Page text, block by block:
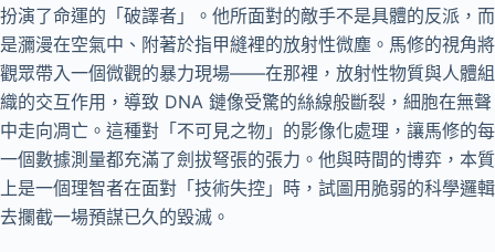
扮演了命運的「破譯者」。他所面對的敵手不是具體的反派，而
是瀰漫在空氣中、附著於指甲縫裡的放射性微塵。馬修的視角將
觀眾帶入一個微觀的暴力現場——在那裡，放射性物質與人體組
織的交互作用，導致 DNA 鏈像受驚的絲線般斷裂，細胞在無聲
中走向凋亡。這種對「不可見之物」的影像化處理，讓馬修的每
一個數據測量都充滿了劍拔弩張的張力。他與時間的博弈，本質
上是一個理智者在面對「技術失控」時，試圖用脆弱的科學邏輯
去攔截一場預謀已久的毀滅。